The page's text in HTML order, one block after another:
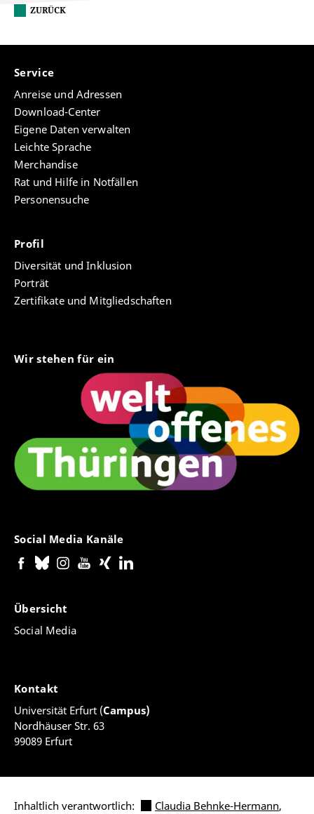
ZURÜCK
Service
Anreise und Adressen
Download-Center
Eigene Daten verwalten
Leichte Sprache
Merchandise
Rat und Hilfe in Notfällen
Personensuche
Profil
Diversität und Inklusion
Porträt
Zertifikate und Mitgliedschaften
Wir stehen für ein
Social Media Kanäle
Übersicht
Social Media
Kontakt
Universität Erfurt (Campus)
Nordhäuser Str. 63
99089 Erfurt
Inhaltlich verantwortlich: Claudia Behnke-Hermann,